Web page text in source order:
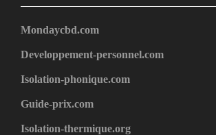
Mondaycbd.com
Developpement-personnel.com
Isolation-phonique.com
Guide-prix.com
Isolation-thermique.org